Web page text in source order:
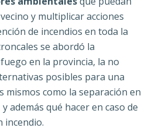
y multiplicar acciones
de incendios en toda la
se abordó la
en la provincia, la no
posibles para una
mismos como la separación en
además qué hacer en caso de
incendio.